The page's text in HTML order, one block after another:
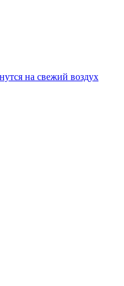
на свежий воздух